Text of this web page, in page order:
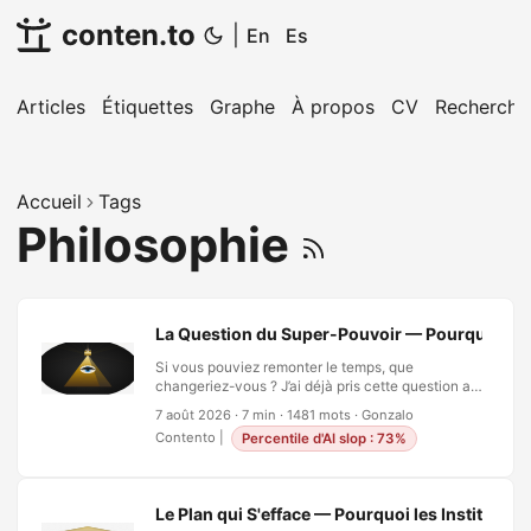
conten.to En Es
Articles Étiquettes Graphe À propos CV
Accueil Tags
Philosophie
La Question du Super-Pouvoir — Pourquoi le
Si vous pouviez remonter le temps, que
changeriez-vous ? J’ai déjà pris cette question au
sérieux et découvert que sa prémisse s’effondre
sous son propre poids — vous n’avez en réalité
pas accès au passé que vous prétendriez
l’information à invoquer, juste une question
7 août 2026 · 7 min · 1481 mots · Gonzalo
Contento
Percentile d'AI slop : 73%
Le Plan qui S'efface — Pourquoi les